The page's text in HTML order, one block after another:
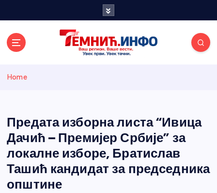
и портал
Home
Предата изборна листа “Ивица
Дачић – Премијер Србије” за
локалне изборе, Братислав
Ташић кандидат за председника
општине